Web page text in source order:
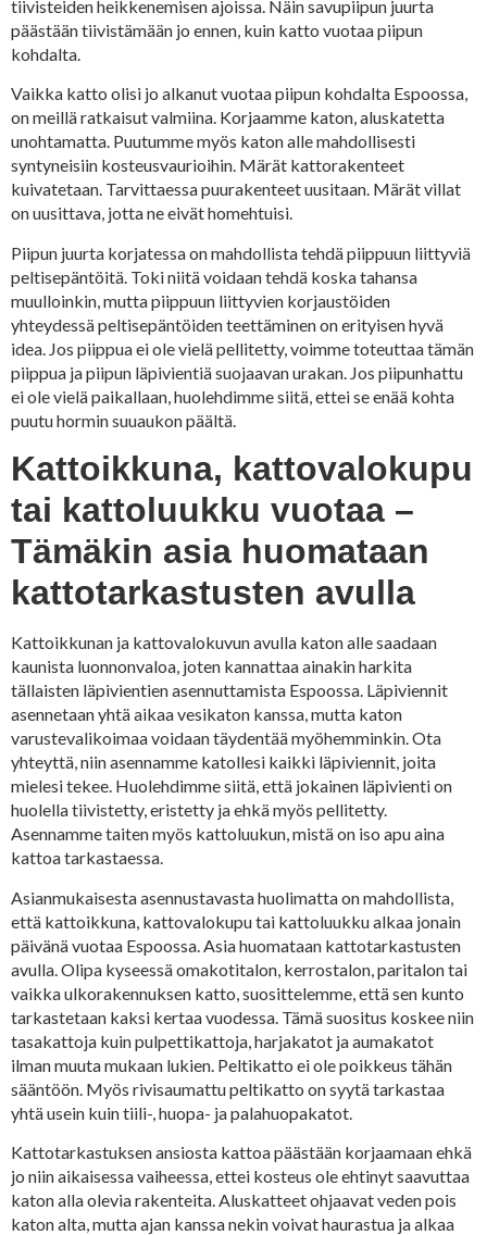
tiivisteiden heikkenemisen ajoissa. Näin savupiipun juurta
päästään tiivistämään jo ennen, kuin katto vuotaa piipun
kohdalta.
Vaikka katto olisi jo alkanut vuotaa piipun kohdalta Espoossa,
on meillä ratkaisut valmiina. Korjaamme katon, aluskatetta
unohtamatta. Puutumme myös katon alle mahdollisesti
syntyneisiin kosteusvaurioihin. Märät kattorakenteet
kuivatetaan. Tarvittaessa puurakenteet uusitaan. Märät villat
on uusittava, jotta ne eivät homehtuisi.
Piipun juurta korjatessa on mahdollista tehdä piippuun liittyviä
peltisepäntöitä. Toki niitä voidaan tehdä koska tahansa
muulloinkin, mutta piippuun liittyvien korjaustöiden
yhteydessä peltisepäntöiden teettäminen on erityisen hyvä
idea. Jos piippua ei ole vielä pellitetty, voimme toteuttaa tämän
piippua ja piipun läpivientiä suojaavan urakan. Jos piipunhattu
ei ole vielä paikallaan, huolehdimme siitä, ettei se enää kohta
puutu hormin suuaukon päältä.
Kattoikkuna, kattovalokupu
tai kattoluukku vuotaa –
Tämäkin asia huomataan
kattotarkastusten avulla
Kattoikkunan ja kattovalokuvun avulla katon alle saadaan
kaunista luonnonvaloa, joten kannattaa ainakin harkita
tällaisten läpivientien asennuttamista Espoossa. Läpiviennit
asennetaan yhtä aikaa vesikaton kanssa, mutta katon
varustevalikoimaa voidaan täydentää myöhemminkin. Ota
yhteyttä, niin asennamme katollesi kaikki läpiviennit, joita
mielesi tekee. Huolehdimme siitä, että jokainen läpivienti on
huolella tiivistetty, eristetty ja ehkä myös pellitetty.
Asennamme taiten myös kattoluukun, mistä on iso apu aina
kattoa tarkastaessa.
Asianmukaisesta asennustavasta huolimatta on mahdollista,
että kattoikkuna, kattovalokupu tai kattoluukku alkaa jonain
päivänä vuotaa Espoossa. Asia huomataan kattotarkastusten
avulla. Olipa kyseessä omakotitalon, kerrostalon, paritalon tai
vaikka ulkorakennuksen katto, suosittelemme, että sen kunto
tarkastetaan kaksi kertaa vuodessa. Tämä suositus koskee niin
tasakattoja kuin pulpettikattoja, harjakatot ja aumakatot
ilman muuta mukaan lukien. Peltikatto ei ole poikkeus tähän
sääntöön. Myös rivisaumattu peltikatto on syytä tarkastaa
yhtä usein kuin tiili-, huopa- ja palahuopakatot.
Kattotarkastuksen ansiosta kattoa päästään korjaamaan ehkä
jo niin aikaisessa vaiheessa, ettei kosteus ole ehtinyt saavuttaa
katon alla olevia rakenteita. Aluskatteet ohjaavat veden pois
katon alta, mutta ajan kanssa nekin voivat haurastua ja alkaa